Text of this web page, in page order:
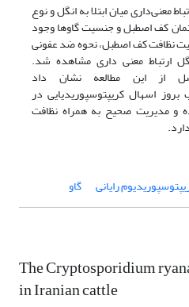
معنی‌داری میان ابتلا به انگل و نوع
کف اصطبل و جنسیت گاوها وجود
نظافت کف اصطبل، نحوه ضد عفونی
ارتباط معنی داری مشاهده شد.
از این مطالعه نشان داد
بروز اسهال کریپتوسپوریدیایی در
و مدیریت صحیح به همراه نظافت
رایانی ‌گاو
The Cryptosporidium
in Iranian cattle